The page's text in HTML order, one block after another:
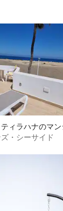
ィラハナのマン
・シーサイド